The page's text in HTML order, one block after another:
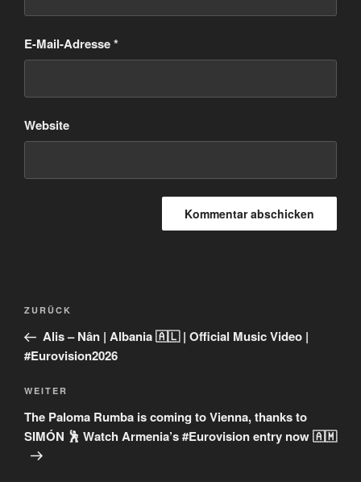
E-Mail-Adresse*
Website
Beitragsnavigation
Vorheriger
Beitrag
ZURÜCK
Alis – Nân | Albania 🇦🇱 | Official Music Video |
#Eurovision2026
Nächster
Beitrag
WEITER
The Paloma Rumba is coming to Vienna, thanks to
SIMÓN 🕺 Watch Armenia’s #Eurovision entry now 🇦🇲